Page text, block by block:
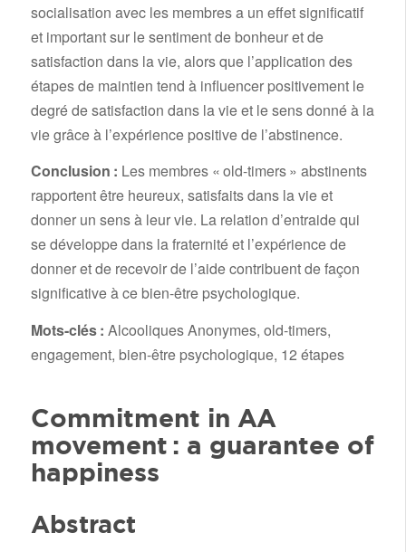
socialisation avec les membres a un effet significatif
et important sur le sentiment de bonheur et de
satisfaction dans la vie, alors que l’application des
étapes de maintien tend à influencer positivement le
degré de satisfaction dans la vie et le sens donné à la
vie grâce à l’expérience positive de l’abstinence.
Conclusion : Les membres « old-timers » abstinents
rapportent être heureux, satisfaits dans la vie et
donner un sens à leur vie. La relation d’entraide qui
se développe dans la fraternité et l’expérience de
donner et de recevoir de l’aide contribuent de façon
significative à ce bien-être psychologique.
Mots-clés : Alcooliques Anonymes, old-timers,
engagement, bien-être psychologique, 12 étapes
Commitment in AA
movement : a guarantee of
happiness
Abstract